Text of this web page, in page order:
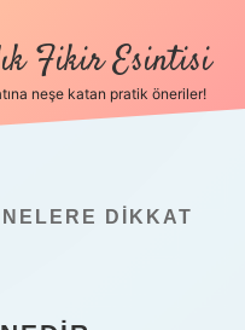
Fikir Esintisi
neşe katan pratik öneriler!
DIKKAT